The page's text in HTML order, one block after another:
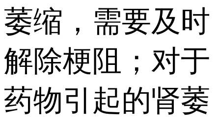
萎缩，需要及时
解除梗阻；对于
药物引起的肾萎